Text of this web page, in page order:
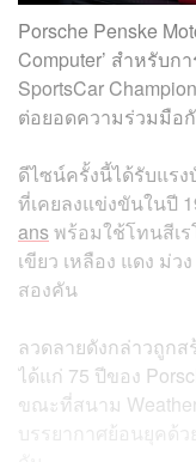
Porsche Penske
Computer’ สำหรับก
SportsCar
ต่อยอดความร่วมมือ
ดีไซน์ครั้งนี้ได้รับแรง
ที่เคยลงแข่งขันในปี
ansพร้อมใช้โทนสีเ
เขียว เหลือง แดง ม่ว
สองคัน
ลวดลายดังกล่าวถูก
ได้แก่ 75 ปีของ
ขณะที่สนาม
บรรยากาศย้อนยุคด้